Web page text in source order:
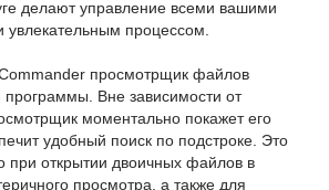
делают управление всеми вашими
процессом.
просмотрщик файлов
программы. Вне зависимости от
моментально покажет его
удобный поиск по подстроке. Это
при открытии двоичных файлов в
просмотра, а также для